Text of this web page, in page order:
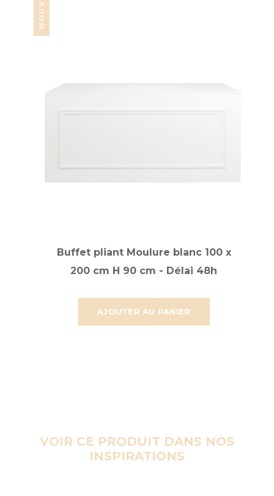
AJOUTER AU PANIER
Buffet pliant Moulure blanc 100 x
200 cm H 90 cm - Délai 48h
VOIR CE PRODUIT DANS NOS
INSPIRATIONS